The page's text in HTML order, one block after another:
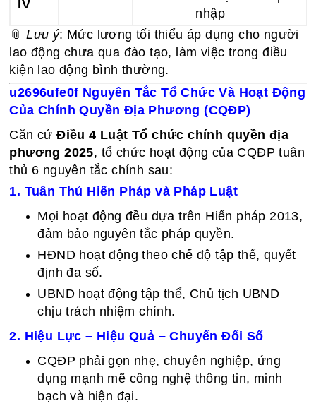
IV
nhập
📎Lưu ý: Mức lương tối thiểu áp dụng cho người
lao động chưa qua đào tạo, làm việc trong điều
kiện lao động bình thường.
u2696ufe0f Nguyên Tắc Tổ Chức Và Hoạt Động
Của Chính Quyền Địa Phương (CQĐP)
Căn cứĐiều 4 Luật Tổ chức chính quyền địa
phương 2025, tổ chức hoạt động của CQĐP tuân
thủ 6 nguyên tắc chính sau:
1. Tuân Thủ Hiến Pháp và Pháp Luật
Mọi hoạt động đều dựa trên Hiến pháp 2013,
đảm bảo nguyên tắc pháp quyền.
HĐND hoạt động theo chế độ tập thể, quyết
định đa số.
UBND hoạt động tập thể, Chủ tịch UBND
chịu trách nhiệm chính.
2. Hiệu Lực – Hiệu Quả – Chuyển Đổi Số
CQĐP phải gọn nhẹ, chuyên nghiệp, ứng
dụng mạnh mẽ công nghệ thông tin, minh
bạch và hiện đại.